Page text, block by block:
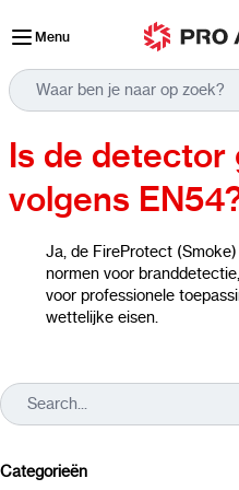
Menu
Is de
volgens
Ja, de FireProtect
normen voor
voor professionele
wettelijke eisen.
Categorieën